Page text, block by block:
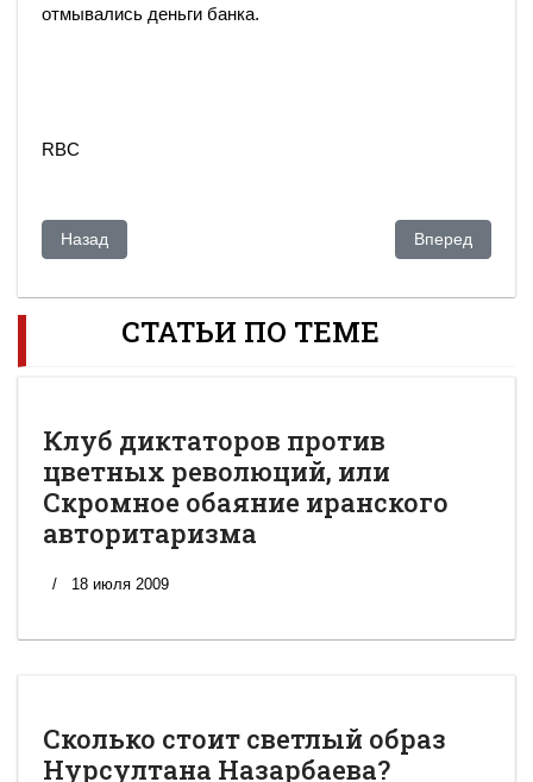
отмывались деньги банка.
RBC
Предыдущий: Аркадий Гайдамак обвиняется в отмывании
Назад Следующий: У
Вперед
СТАТЬИ ПО ТЕМЕ
Клуб диктаторов против
цветных революций, или
Скромное обаяние иранского
авторитаризма
18 июля 2009
Сколько стоит светлый образ
Нурсултана Назарбаева?